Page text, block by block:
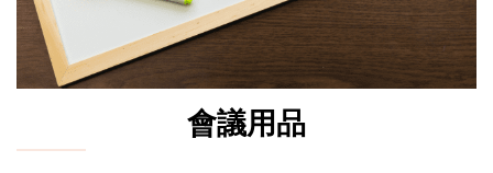
會議用品